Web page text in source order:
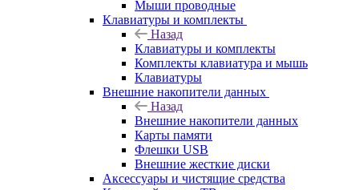
Мыши проводные
Клавиатуры и комплекты
Назад
Клавиатуры и комплекты
Комплекты клавиатура и мышь
Клавиатуры
Внешние накопители данных
Назад
Внешние накопители данных
Карты памяти
Флешки USB
Внешние жесткие диски
Аксессуары и чистящие средства